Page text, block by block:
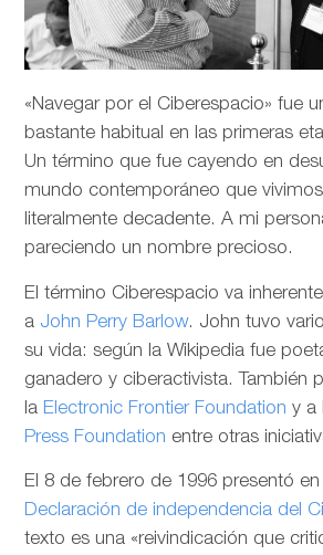
«Navegar por el Ciberespacio» fue
bastante habitual en las primeras
Un término que fue cayendo en
mundo contemporáneo que
literalmente decadente. A mi
pareciendo un nombre precioso.
El término Ciberespacio va
a John Perry Barlow. John tuvo
su vida: según la Wikipedia fue
ganadero y ciberactivista. También
la Electronic Frontier Foundation y a
Press Foundation entre otras
El 8 de febrero de 1996 presentó
Declaración de independencia del
texto es una «reivindicación que